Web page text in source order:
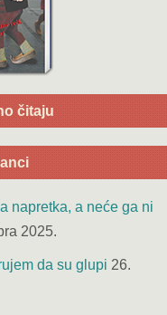
čitaju
napretka, a neće ga ni
2025.
da su glupi 26.